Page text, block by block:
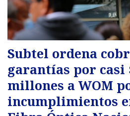
Subtel ordena
garantías por casi
millones a WOM
incumplimientos